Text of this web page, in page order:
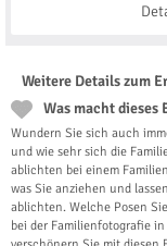
Weitere Details zum
Was macht dieses
Wundern Sie sich auch
und wie sehr sich die
ablichten bei einem
was Sie anziehen und
ablichten. Welche Posen
bei der Familienfotografie